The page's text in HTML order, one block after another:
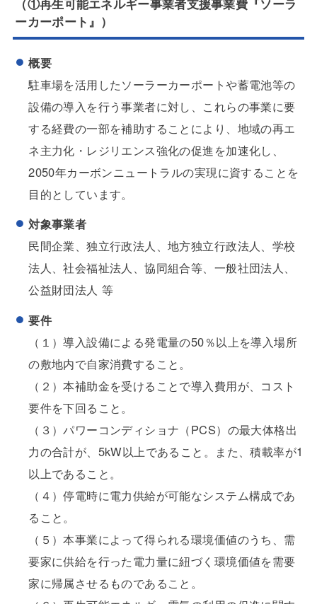
（①再生可能エネルギー事業者支援事業費『ソーラ
ーカーポート』）
概要
駐車場を活用したソーラーカーポートや蓄電池等の
設備の導入を行う事業者に対し、これらの事業に要
する経費の一部を補助することにより、地域の再エ
ネ主力化・レジリエンス強化の促進を加速化し、
2050年カーボンニュートラルの実現に資することを
目的としています。
対象事業者
民間企業、独立行政法人、地方独立行政法人、学校
法人、社会福祉法人、協同組合等、一般社団法人、
公益財団法人 等
要件
（１）導入設備による発電量の50％以上を導入場所
の敷地内で自家消費すること。
（２）本補助金を受けることで導入費用が、コスト
要件を下回ること。
（３）パワーコンディショナ（PCS）の最大体格出
力の合計が、5kW以上であること。また、積載率が1
以上であること。
（４）停電時に電力供給が可能なシステム構成であ
ること。
（５）本事業によって得られる環境価値のうち、需
要家に供給を行った電力量に紐づく環境価値を需要
家に帰属させるものであること。